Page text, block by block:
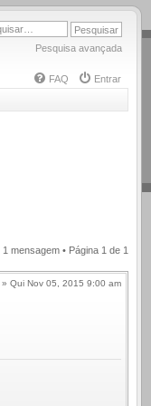
Pesquisa avançada
FAQ
Entrar
1 mensagem • Página 1 de 1
» Qui Nov 05, 2015 9:00 am